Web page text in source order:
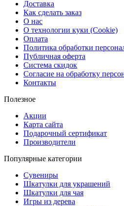
Доставка
Как сделать заказ
О нас
О технологии куки (Cookie)
Оплата
Политика обработки
Публичная оферта
Система скидок
Согласие на обработку
Контакты
Полезное
Акции
Карта сайта
Подарочный сертификат
Производители
Популярные категории
Сувениры
Шкатулки для украшений
Шкатулки для чая
Игры из дерева